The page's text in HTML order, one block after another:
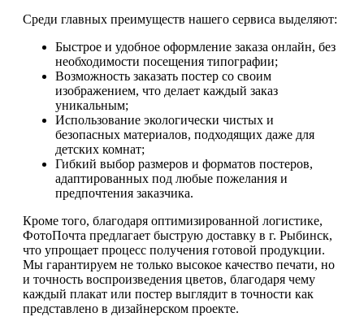
Среди главных преимуществ нашего сервиса выделяют:
Быстрое и удобное оформление заказа онлайн, без
необходимости посещения типографии;
Возможность заказать постер со своим
изображением, что делает каждый заказ
уникальным;
Использование экологически чистых и
безопасных материалов, подходящих даже для
детских комнат;
Гибкий выбор размеров и форматов постеров,
адаптированных под любые пожелания и
предпочтения заказчика.
Кроме того, благодаря оптимизированной логистике,
ФотоПочта предлагает быструю доставку в г. Рыбинск,
что упрощает процесс получения готовой продукции.
Мы гарантируем не только высокое качество печати, но
и точность воспроизведения цветов, благодаря чему
каждый плакат или постер выглядит в точности как
представлено в дизайнерском проекте.